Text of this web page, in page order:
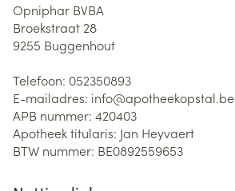
Opniphar BVBA
Broekstraat 28
9255 Buggenhout
Telefoon: 052350893
E-mailadres: info@apotheekopstal.be
APB nummer: 420403
Apotheek titularis: Jan Heyvaert
BTW nummer: BE0892559653